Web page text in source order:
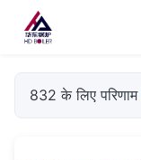
832 के लिए परिणाम